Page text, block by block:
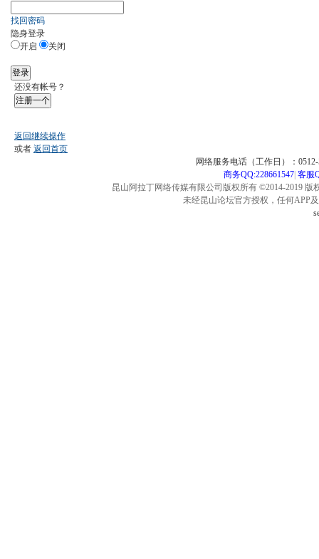
找回密码
隐身登录
开启
关闭
登录
还没有帐号？
注册一个
返回继续操作
或者 返回首页
网络服务电话（工作日）：
商务QQ:228661547| 客服
昆山阿拉丁网络传媒有限公司版权所有 ©2014-2019
未经昆山论坛官方授权，任何APP